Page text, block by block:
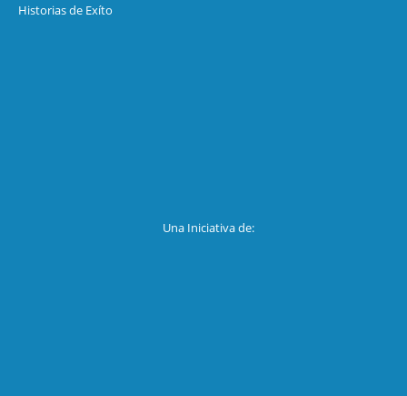
Historias de Exíto
Una Iniciativa de: